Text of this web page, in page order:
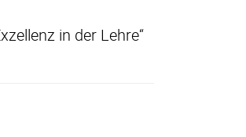
in der Lehre“